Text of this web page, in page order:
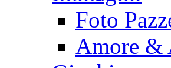
Foto
Amore &